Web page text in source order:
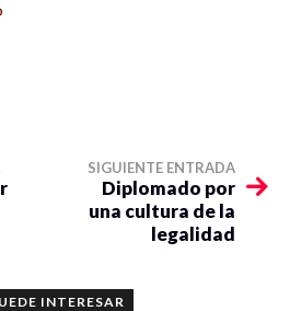
SIGUIENTE ENTRADA
Diplomado por
una cultura de la
legalidad
INTERESAR